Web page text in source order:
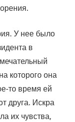
У нее было
в
которого она
то время ей
друга. Искра
их чувства,